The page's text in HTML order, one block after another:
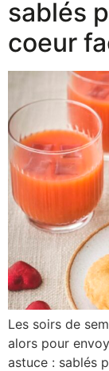
sablés
coeur
Les soirs de
alors pour
astuce : sablés